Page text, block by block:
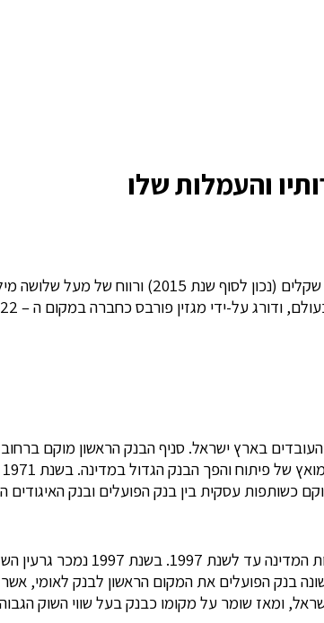
והעמלות שלו
הכללית של העובדים בארץ ישראל. סניף הבנק
בשנת 1983 הולאם בנק הפועלים בעקבות